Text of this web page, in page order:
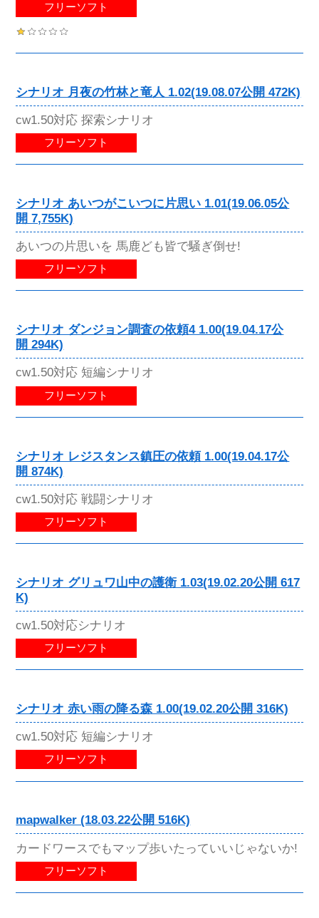
フリーソフト
シナリオ 月夜の竹林と竜人 1.02(19.08.07公開 472K)
cw1.50対応 探索シナリオ
フリーソフト
シナリオ あいつがこいつに片思い 1.01(19.06.05公
開 7,755K)
あいつの片思いを 馬鹿ども皆で騒ぎ倒せ!
フリーソフト
シナリオ ダンジョン調査の依頼4 1.00(19.04.17公
開 294K)
cw1.50対応 短編シナリオ
フリーソフト
シナリオ レジスタンス鎮圧の依頼 1.00(19.04.17公
開 874K)
cw1.50対応 戦闘シナリオ
フリーソフト
シナリオ グリュワ山中の護衛 1.03(19.02.20公開 617
K)
cw1.50対応シナリオ
フリーソフト
シナリオ 赤い雨の降る森 1.00(19.02.20公開 316K)
cw1.50対応 短編シナリオ
フリーソフト
mapwalker (18.03.22公開 516K)
カードワースでもマップ歩いたっていいじゃないか!
フリーソフト